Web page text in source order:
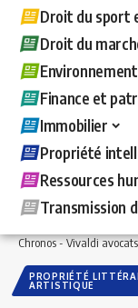
Droit du sport
Droit du
Finance et
Immobilier
Propriété
Ressources
Transmission
Chronos - Vivaldi avocats
PROPRIÉTÉ
ARTISTIQUE